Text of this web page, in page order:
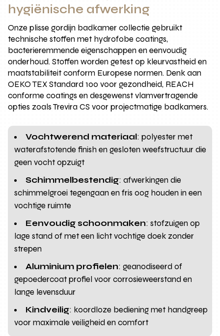
hygiënische afwerking
Onze plisse gordijn badkamer collectie gebruikt
technische stoffen met hydrofobe coatings,
bacterieremmende eigenschappen en eenvoudig
onderhoud. Stoffen worden getest op kleurvastheid en
maatstabiliteit conform Europese normen. Denk aan
OEKO TEX Standard 100 voor gezondheid, REACH
conforme coatings en desgewenst vlamvertragende
opties zoals Trevira CS voor projectmatige badkamers.
Vochtwerend materiaal: polyester met
waterafstotende finish en gesloten weefstructuur die
geen vocht opzuigt
Schimmelbestendig: afwerkingen die
schimmelgroei tegengaan en fris oog houden in een
vochtige ruimte
Eenvoudig schoonmaken: stofzuigen op
lage stand of met een licht vochtige doek zonder
strepen
Aluminium profielen: geanodiseerd of
gepoedercoat profiel voor corrosieweerstand en
lange levensduur
Kindveilig: koordloze bediening met handgreep
voor maximale veiligheid en comfort